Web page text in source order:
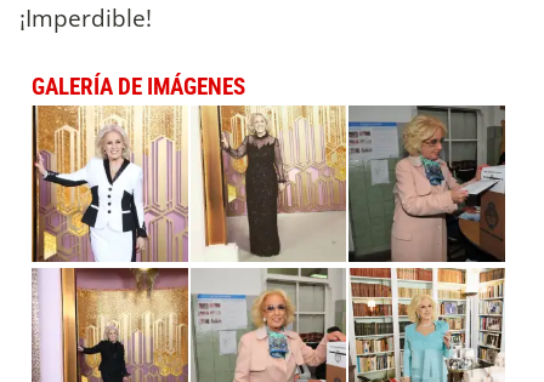
¡Imperdible!
GALERÍA DE IMÁGENES